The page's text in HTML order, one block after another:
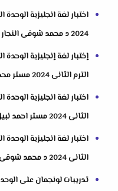
اختبار لغة انجليزية الوحدة
2024 د محمد شوقى النجار
إختبار لغة إنجليزية
الترم الثانى 2024 مستر محمد جاد
اختبار لغة انجليزية
الثانى 2024 مستر احمد نبيل
اختبار لغة انجليزية
الثانى 2024 د محمد شوقى النجار
تدريبات لونجمان على